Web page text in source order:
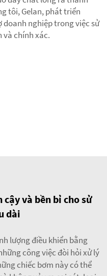
tôi, Gelan, phát triển
nghiệp trong việc sử
chính xác.
và bền bỉ cho sử
dài
lượng điều khiển bằng
công việc đòi hỏi xử lý
chiếc bơm này có thể